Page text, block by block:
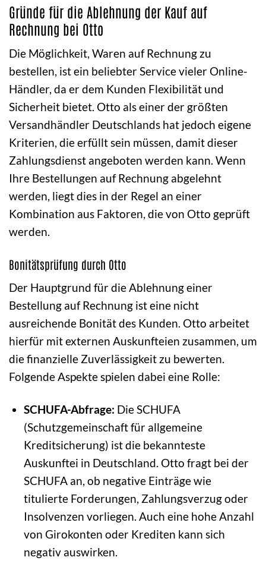
Gründe für die Ablehnung der Kauf auf
Rechnung bei Otto
Die Möglichkeit, Waren auf Rechnung zu
bestellen, ist ein beliebter Service vieler Online-
Händler, da er dem Kunden Flexibilität und
Sicherheit bietet. Otto als einer der größten
Versandhändler Deutschlands hat jedoch eigene
Kriterien, die erfüllt sein müssen, damit dieser
Zahlungsdienst angeboten werden kann. Wenn
Ihre Bestellungen auf Rechnung abgelehnt
werden, liegt dies in der Regel an einer
Kombination aus Faktoren, die von Otto geprüft
werden.
Bonitätsprüfung durch Otto
Der Hauptgrund für die Ablehnung einer
Bestellung auf Rechnung ist eine nicht
ausreichende Bonität des Kunden. Otto arbeitet
hierfür mit externen Auskunfteien zusammen, um
die finanzielle Zuverlässigkeit zu bewerten.
Folgende Aspekte spielen dabei eine Rolle:
SCHUFA-Abfrage: Die SCHUFA
(Schutzgemeinschaft für allgemeine
Kreditsicherung) ist die bekannteste
Auskunftei in Deutschland. Otto fragt bei der
SCHUFA an, ob negative Einträge wie
titulierte Forderungen, Zahlungsverzug oder
Insolvenzen vorliegen. Auch eine hohe Anzahl
von Girokonten oder Krediten kann sich
negativ auswirken.